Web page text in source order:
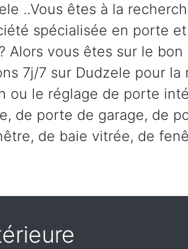
..Vous êtes à la
spécialisée en porte
Alors vous êtes sur le
7j/7 sur Dudzele pour la
ou le réglage de porte
de porte de garage, de
de baie vitrée, de